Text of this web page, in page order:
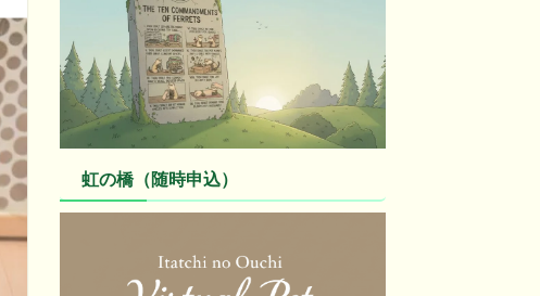
虹の橋（随時申込）